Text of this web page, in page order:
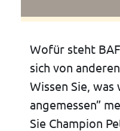
Wofür steht
sich von
Wissen Sie,
angemessen”
Sie Champion